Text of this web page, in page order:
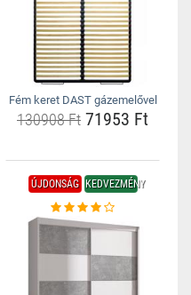
Fém keret DAST gázemelővel
130908 Ft 71953 Ft
ÚJDONSÁG KEDVEZMÉNY